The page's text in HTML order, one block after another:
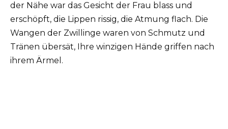
der Nähe war das Gesicht der Frau blass und
erschöpft, die Lippen rissig, die Atmung flach. Die
Wangen der Zwillinge waren von Schmutz und
Tränen übersät, Ihre winzigen Hände griffen nach
ihrem Ärmel.